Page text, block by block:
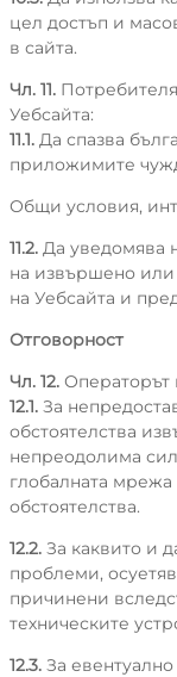
цел достъп и
в сайта.
Чл. 11.
Уебсайта:
11.1. Да спазва
приложимите
Общи условия,
11.2. Да уведомява
на извършено
на Уебсайта и
Отговорност
Чл. 12. Операторът
12.1. За
обстоятелства
непреодолима
глобалната
обстоятелства.
12.2. За каквито и
проблеми,
причинени
техническите
12.3. За